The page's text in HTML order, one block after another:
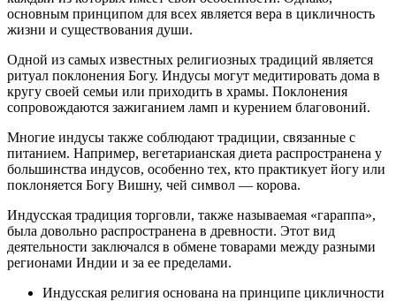
основным принципом для всех является вера в цикличность
жизни и существования души.
Одной из самых известных религиозных традиций является
ритуал поклонения Богу. Индусы могут медитировать дома в
кругу своей семьи или приходить в храмы. Поклонения
сопровождаются зажиганием ламп и курением благовоний.
Многие индусы также соблюдают традиции, связанные с
питанием. Например, вегетарианская диета распространена у
большинства индусов, особенно тех, кто практикует йогу или
поклоняется Богу Вишну, чей символ — корова.
Индусская традиция торговли, также называемая «гараппа»,
была довольно распространена в древности. Этот вид
деятельности заключался в обмене товарами между разными
регионами Индии и за ее пределами.
Индусская религия основана на принципе цикличности